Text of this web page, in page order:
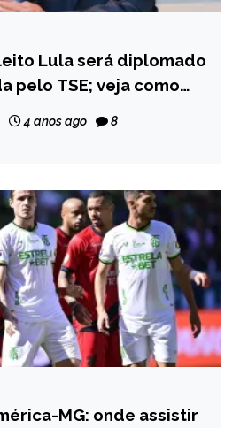
Lula será diplomado
pelo TSE; veja como
4 anos ago 8
MG: onde assistir